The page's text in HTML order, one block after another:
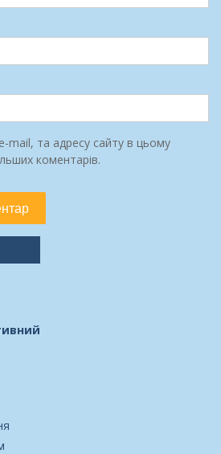
mail, та адресу сайту в цьому
коментарів.